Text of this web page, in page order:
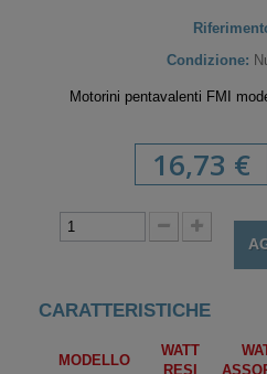
Condizione:
Motorini pentavalenti FMI
16,73 €
CARATTERISTICHE
MODELLO
WATT
RESI